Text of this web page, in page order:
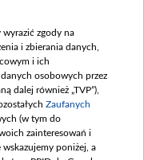
wyrazić zgody na
i zbierania danych,
i ich
osobowych przez
dalej również „TVP”),
Zaufanych
(w tym do
zainteresowań i
poniżej, a